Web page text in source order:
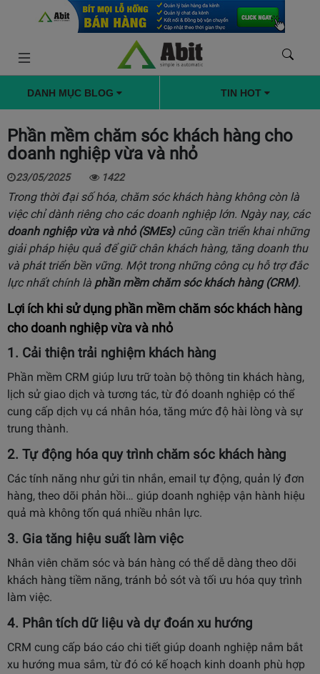
DANH MỤC BLOG TIN HOT
Phần mềm chăm sóc khách hàng cho
doanh nghiệp vừa và nhỏ
23/05/2025 1422
Trong thời đại số hóa, chăm sóc khách hàng không còn là
việc chỉ dành riêng cho các doanh nghiệp lớn. Ngày nay, các
doanh nghiệp vừa và nhỏ (SMEs)cũng cần triển khai những
giải pháp hiệu quả để giữ chân khách hàng, tăng doanh thu
và phát triển bền vững. Một trong những công cụ hỗ trợ đắc
lực nhất chính là phần mềm chăm sóc khách hàng(CRM).
Lợi ích khi sử dụng phần mềm chăm sóc khách hàng
cho doanh nghiệp vừa và nhỏ
1. Cải thiện trải nghiệm khách hàng
Phần mềm CRM giúp lưu trữ toàn bộ thông tin khách hàng,
lịch sử giao dịch và tương tác, từ đó doanh nghiệp có thể
cung cấp dịch vụ cá nhân hóa, tăng mức độ hài lòng và sự
trung thành.
2. Tự động hóa quy trình chăm sóc khách hàng
Các tính năng như gửi tin nhắn, email tự động, quản lý đơn
hàng, theo dõi phản hồi… giúp doanh nghiệp vận hành hiệu
quả mà không tốn quá nhiều nhân lực.
3. Gia tăng hiệu suất làm việc
Nhân viên chăm sóc và bán hàng có thể dễ dàng theo dõi
khách hàng tiềm năng, tránh bỏ sót và tối ưu hóa quy trình
làm việc.
4. Phân tích dữ liệu và dự đoán xu hướng
CRM cung cấp báo cáo chi tiết giúp doanh nghiệp nắm bắt
xu hướng mua sắm, từ đó có kế hoạch kinh doanh phù hợp